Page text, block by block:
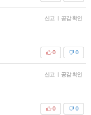
신고 | 공감 확인
0
0
신고 | 공감 확인
0
0